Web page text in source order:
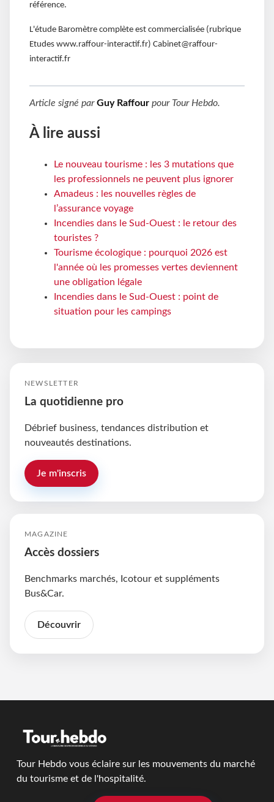
référence.
L'étude Baromètre complète est commercialisée (rubrique
Etudes www.raffour-interactif.fr) Cabinet@raffour-
interactif.fr
Article signé parGuy Raffour pour Tour Hebdo.
À lire aussi
Le nouveau tourisme : les 3 mutations que
les professionnels ne peuvent plus ignorer
Amadeus : les nouvelles règles de
l’assurance voyage
Incendies dans le Sud-Ouest : le retour des
touristes ?
Tourisme écologique : pourquoi 2026 est
l'année où les promesses vertes deviennent
une obligation légale
Incendies dans le Sud-Ouest : point de
situation pour les campings
NEWSLETTER
La quotidienne pro
Débrief business, tendances distribution et
nouveautés destinations.
Je m'inscris
MAGAZINE
Accès dossiers
Benchmarks marchés, Icotour et suppléments
Bus&Car.
Découvrir
Tour Hebdo vous éclaire sur les mouvements du marché
du tourisme et de l'hospitalité.